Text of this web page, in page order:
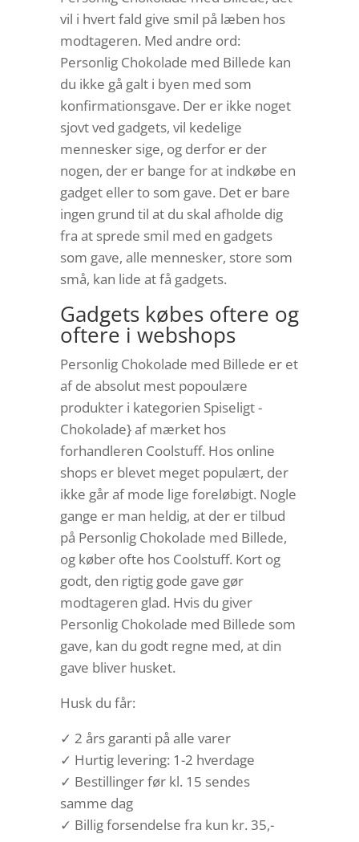
vil i hvert fald give smil på læben hos
modtageren. Med andre ord:
Personlig Chokolade med Billede kan
du ikke gå galt i byen med som
konfirmationsgave. Der er ikke noget
sjovt ved gadgets, vil kedelige
mennesker sige, og derfor er der
nogen, der er bange for at indkøbe en
gadget eller to som gave. Det er bare
ingen grund til at du skal afholde dig
fra at sprede smil med en gadgets
som gave, alle mennesker, store som
små, kan lide at få gadgets.
Gadgets købes oftere og
oftere i webshops
Personlig Chokolade med Billede er et
af de absolut mest popoulære
produkter i kategorien Spiseligt -
Chokolade} af mærket hos
forhandleren Coolstuff. Hos online
shops er blevet meget populært, der
ikke går af mode lige foreløbigt. Nogle
gange er man heldig, at der er tilbud
på Personlig Chokolade med Billede,
og køber ofte hos Coolstuff. Kort og
godt, den rigtig gode gave gør
modtageren glad. Hvis du giver
Personlig Chokolade med Billede som
gave, kan du godt regne med, at din
gave bliver husket.
Husk du får:
✓ 2 års garanti på alle varer
✓ Hurtig levering: 1-2 hverdage
✓ Bestillinger før kl. 15 sendes
samme dag
✓ Billig forsendelse fra kun kr. 35,-